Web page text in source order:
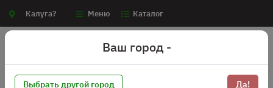
Калуга? Меню Каталог
Ваш город -
Выбрать другой город Да!